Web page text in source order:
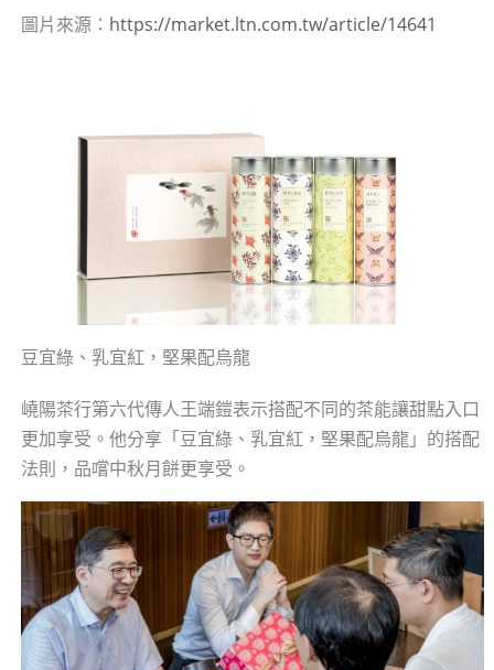
圖片來源： https://market.ltn.com.tw/article/14641
豆宜綠、乳宜紅，堅果配烏龍
嶢陽茶行第六代傳人王端鎧表示搭配不同的茶能讓甜點入口
更加享受。他分享「豆宜綠、乳宜紅，堅果配烏龍」的搭配
法則，品嚐中秋月餅更享受。